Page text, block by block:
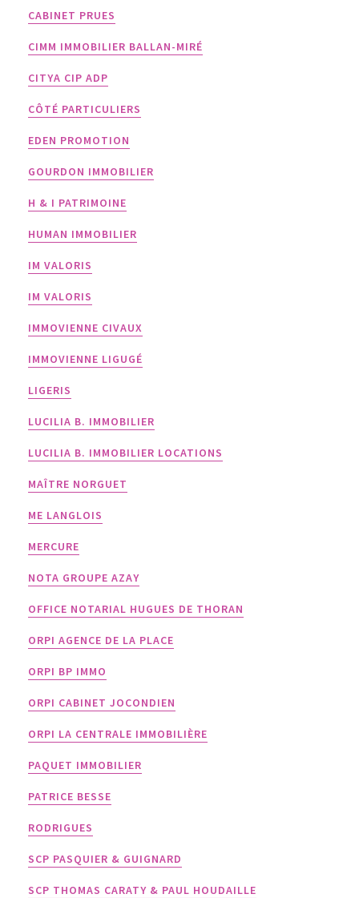
CABINET PRUES
CIMM IMMOBILIER BALLAN-MIRÉ
CITYA CIP ADP
CÔTÉ PARTICULIERS
EDEN PROMOTION
GOURDON IMMOBILIER
H & I PATRIMOINE
HUMAN IMMOBILIER
IM VALORIS
IM VALORIS
IMMOVIENNE CIVAUX
IMMOVIENNE LIGUGÉ
LIGERIS
LUCILIA B. IMMOBILIER
LUCILIA B. IMMOBILIER LOCATIONS
MAÎTRE NORGUET
ME LANGLOIS
MERCURE
NOTA GROUPE AZAY
OFFICE NOTARIAL HUGUES DE THORAN
ORPI AGENCE DE LA PLACE
ORPI BP IMMO
ORPI CABINET JOCONDIEN
ORPI LA CENTRALE IMMOBILIÈRE
PAQUET IMMOBILIER
PATRICE BESSE
RODRIGUES
SCP PASQUIER & GUIGNARD
SCP THOMAS CARATY & PAUL HOUDAILLE